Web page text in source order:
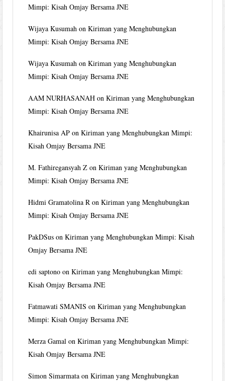
Mimpi: Kisah Omjay Bersama JNE
Wijaya Kusumah onKiriman yang Menghubungkan
Mimpi: Kisah Omjay Bersama JNE
Wijaya Kusumah onKiriman yang Menghubungkan
Mimpi: Kisah Omjay Bersama JNE
AAM NURHASANAH onKiriman yang Menghubungkan
Mimpi: Kisah Omjay Bersama JNE
Khairunisa AP onKiriman yang Menghubungkan Mimpi:
Kisah Omjay Bersama JNE
M. Fathiregansyah Z onKiriman yang Menghubungkan
Mimpi: Kisah Omjay Bersama JNE
Hidmi Gramatolina R onKiriman yang Menghubungkan
Mimpi: Kisah Omjay Bersama JNE
PakDSus onKiriman yang Menghubungkan Mimpi: Kisah
Omjay Bersama JNE
edi saptono onKiriman yang Menghubungkan Mimpi:
Kisah Omjay Bersama JNE
Fatmawati SMANIS onKiriman yang Menghubungkan
Mimpi: Kisah Omjay Bersama JNE
Merza Gamal onKiriman yang Menghubungkan Mimpi:
Kisah Omjay Bersama JNE
Simon Simarmata onKiriman yang Menghubungkan